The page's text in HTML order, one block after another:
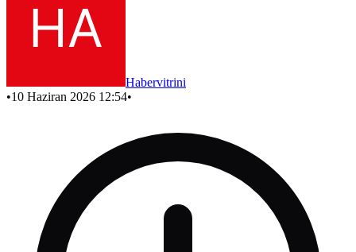
Habervitrini
•10 Haziran 2026 12:54•